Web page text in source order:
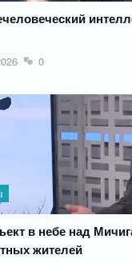
0
в небе над
жителей